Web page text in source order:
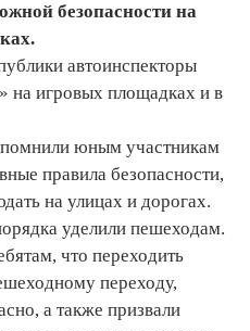
безопасности на
автоинспекторы
на игровых площадках и в
юным участникам
правила безопасности,
на улицах и дорогах.
уделили пешеходам.
что переходить
переходу,
а также призвали